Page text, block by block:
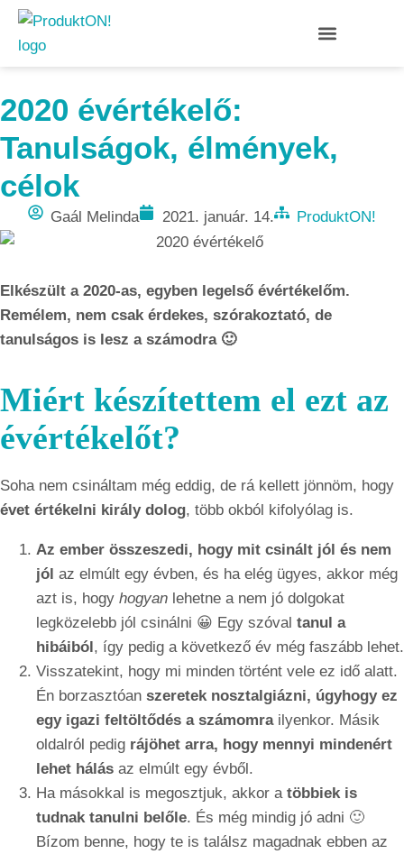
2020 évértékelő:
Tanulságok, élmények,
célok
Gaál Melinda 2021. január. 14. ProduktON!
Elkészült a 2020-as, egyben legelső évértékelőm.
Remélem, nem csak érdekes, szórakoztató, de
tanulságos is lesz a számodra 🙂
Miért készítettem el ezt az
évértékelőt?
Soha nem csináltam még eddig, de rá kellett jönnöm, hogy
évet értékelni király dolog, több okból kifolyólag is.
Az ember összeszedi, hogy mit csinált jól és nem
jól az elmúlt egy évben, és ha elég ügyes, akkor még
azt is, hogy hogyan lehetne a nem jó dolgokat
legközelebb jól csinálni 😀 Egy szóval tanul a
hibáiból, így pedig a következő év még faszább lehet.
Visszatekint, hogy mi minden történt vele ez idő alatt.
Én borzasztóan szeretek nosztalgiázni, úgyhogy ez
egy igazi feltöltődés a számomrailyenkor. Másik
oldalról pedig rájöhet arra, hogy mennyi mindenért
lehet hálás az elmúlt egy évből.
Ha másokkal is megosztjuk, akkor a többiek is
tudnak tanulni belőle. És még mindig jó adni 🙂
Bízom benne, hogy te is találsz magadnak ebben az